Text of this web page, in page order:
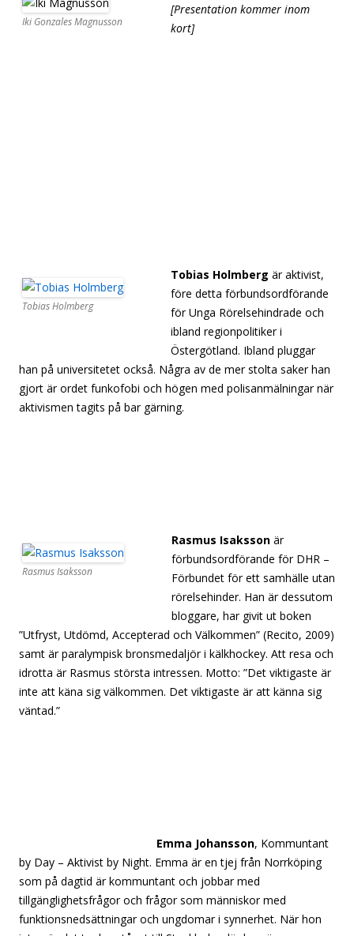
Iki Gonzales Magnusson
[Presentation kommer inom
kort]
Tobias Holmberg
Tobias Holmberg är aktivist,
före detta förbundsordförande
för Unga Rörelsehindrade och
ibland regionpolitiker i
Östergötland. Ibland pluggar
han på universitetet också. Några av de mer stolta saker han
gjort är ordet funkofobi och högen med polisanmälningar när
aktivismen tagits på bar gärning.
Rasmus Isaksson
Rasmus Isaksson är
förbundsordförande för DHR –
Förbundet för ett samhälle utan
rörelsehinder. Han är dessutom
bloggare, har givit ut boken
”Utfryst, Utdömd, Accepterad och Välkommen” (Recito, 2009)
samt är paralympisk bronsmedaljör i kälkhockey. Att resa och
idrotta är Rasmus största intressen. Motto: ”Det viktigaste är
inte att käna sig välkommen. Det viktigaste är att känna sig
väntad.”
Emma Johansson, Kommuntant
by Day – Aktivist by Night. Emma är en tjej från Norrköping
som på dagtid är kommuntant och jobbar med
tillgänglighetsfrågor och frågor som människor med
funktionsnedsättningar och ungdomar i synnerhet. När hon